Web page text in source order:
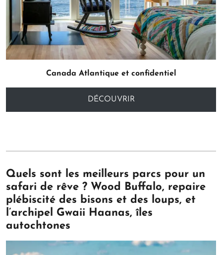
Canada Atlantique et confidentiel
DÉCOUVRIR
Quels sont les meilleurs parcs pour un
safari de rêve ? Wood Buffalo, repaire
plébiscité des bisons et des loups, et
l’archipel Gwaii Haanas, îles
autochtones